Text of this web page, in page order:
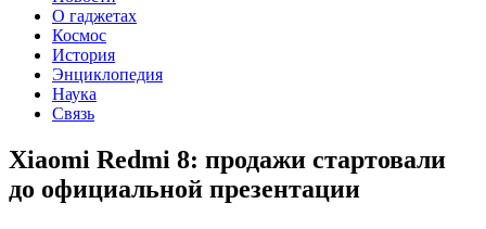
О гаджетах
Космос
История
Энциклопедия
Наука
Связь
Xiaomi Redmi 8: продажи стартовали
до официальной презентации